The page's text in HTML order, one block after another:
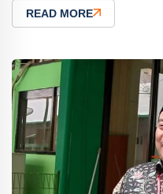
READ MORE